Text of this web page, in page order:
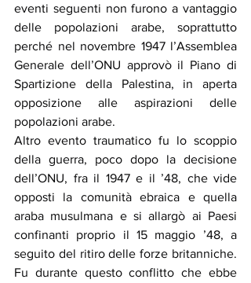
eventi seguenti non furono a vantaggio
delle popolazioni arabe, soprattutto
perché nel novembre 1947 l’Assemblea
Generale dell’ONU approvò il Piano di
Spartizione della Palestina, in aperta
opposizione alle aspirazioni delle
popolazioni arabe.
Altro evento traumatico fu lo scoppio
della guerra, poco dopo la decisione
dell’ONU, fra il 1947 e il ’48, che vide
opposti la comunità ebraica e quella
araba musulmana e si allargò ai Paesi
confinanti proprio il 15 maggio ’48, a
seguito del ritiro delle forze britanniche.
Fu durante questo conflitto che ebbe